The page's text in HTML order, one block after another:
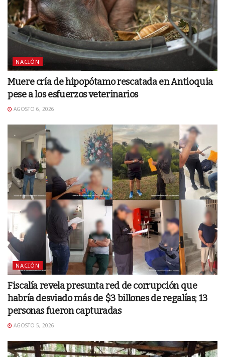
NACIÓN
Muere cría de hipopótamo rescatada en Antioquia
pese a los esfuerzos veterinarios
AGOSTO 6, 2026
NACIÓN
Fiscalía revela presunta red de corrupción que
habría desviado más de $3 billones de regalías; 13
personas fueron capturadas
AGOSTO 5, 2026